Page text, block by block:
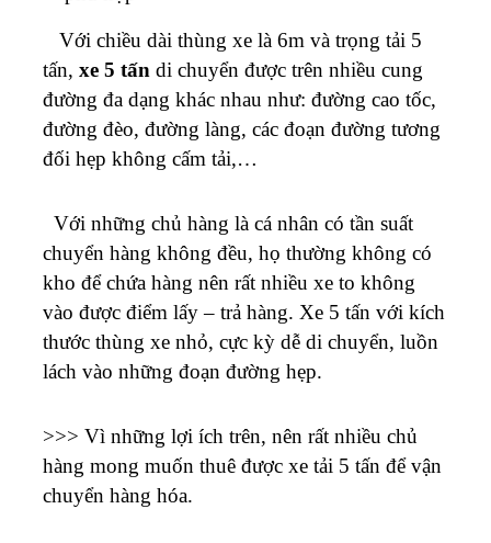
Với chiều dài thùng xe là 6m và trọng tải 5
tấn, xe 5 tấn di chuyển được trên nhiều cung
đường đa dạng khác nhau như: đường cao tốc,
đường đèo, đường làng, các đoạn đường tương
đối hẹp không cấm tải,…
Với những chủ hàng là cá nhân có tần suất
chuyển hàng không đều, họ thường không có
kho để chứa hàng nên rất nhiều xe to không
vào được điểm lấy – trả hàng. Xe 5 tấn với kích
thước thùng xe nhỏ, cực kỳ dễ di chuyển, luồn
lách vào những đoạn đường hẹp.
>>> Vì những lợi ích trên, nên rất nhiều chủ
hàng mong muốn thuê được xe tải 5 tấn để vận
chuyển hàng hóa.